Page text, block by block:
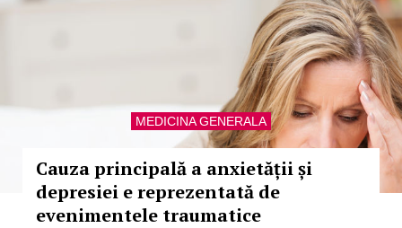
MEDICINA GENERALA
Cauza principală a anxietății și
depresiei e reprezentată de
evenimentele traumatice